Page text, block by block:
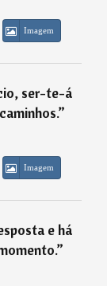
Imagem
ser-te-á
”
Imagem
e há
”